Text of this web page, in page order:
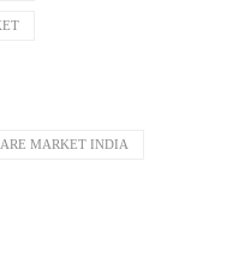
MARKET INDIA